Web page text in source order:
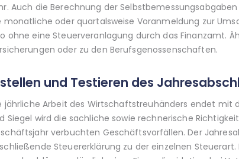
Auch die Berechnung der
monatliche oder quartalsweise Voranmeldung zur
ohne eine Steuerveranlagung durch das Finanzamt.
oder zu den Berufsgenossenschaften.
und Testieren des
jährliche Arbeit des Wirtschaftstreuhänders endet mit
Siegel wird die sachliche sowie rechnerische
verbuchten Geschäftsvorfällen. Der
Steuererklärung zu der einzelnen